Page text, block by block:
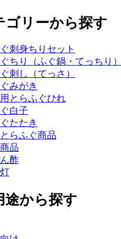
ゴリーから探す
刺身ちりセット
ちり（ふぐ鍋・てっちり）
刺し（てっさ）
みがき
とらふぐひれ
白子
たたき
らふぐ商品
品
酢
途から探す